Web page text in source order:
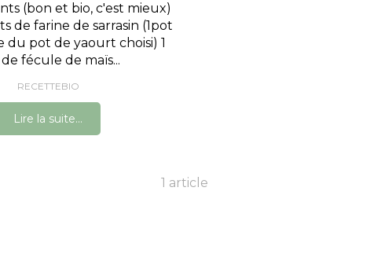
(bon et bio, c'est mieux)
de farine de sarrasin (1pot
du pot de yaourt choisi) 1
fécule de maïs...
RECETTEBIO
Lire la suite...
1 article